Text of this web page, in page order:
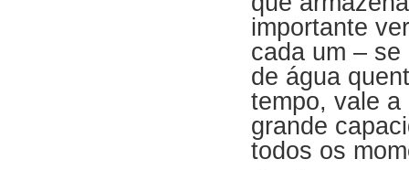
importante
cada um –
de água
tempo, vale a
grande
todos os